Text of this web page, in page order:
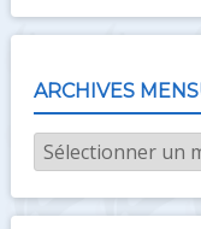
ARCHIVES
Archives
mensuelles